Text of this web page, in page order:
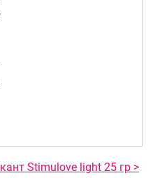
Stimulove light 25 гр >